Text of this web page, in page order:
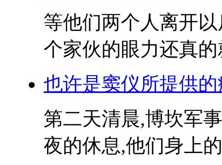
等他们两个人离开
个家伙的眼力还真
也许是窦仪所提供
第二天清晨,博坎军
夜的休息,他们身上